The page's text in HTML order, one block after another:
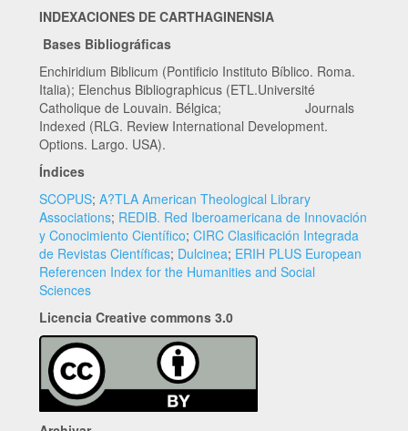
INDEXACIONES DE CARTHAGINENSIA
Bases Bibliográficas
Enchiridium Biblicum (Pontificio Instituto Bíblico. Roma.
Italia); Elenchus Bibliographicus (ETL.Université
Catholique de Louvain. Bélgica; Journals
Indexed (RLG. Review International Development.
Options. Largo. USA).
Índices
SCOPUS; A?TLA American Theological Library
Associations; REDIB. Red Iberoamericana de Innovación
y Conocimiento Científico; CIRC Clasificación Integrada
de Revistas Científicas; Dulcinea; ERIH PLUS European
Referencen Index for the Humanities and Social
Sciences
Licencia Creative commons 3.0